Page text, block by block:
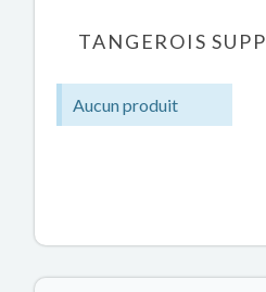
TANGEROIS
Aucun produit